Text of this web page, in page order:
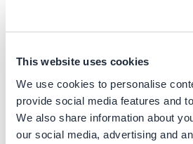
This website uses cookies
We use cookies to personalise
provide social media features and
We also share information about
our social media, advertising and
. Oleh
persiapan dan pelaksanaan yang
perusahaan Anda melalui
penghematan biaya, paparan
akses ke modal yang lebih murah,
keseluruhan.